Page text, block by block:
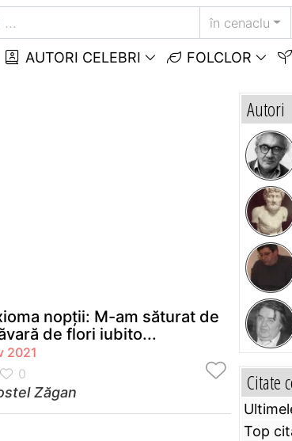
în cenaclu
AUTORI CELEBRI FOLCLOR
nopții: M-am săturat de
de flori iubito...
2021
Zăgan
Autori
Citate
Top